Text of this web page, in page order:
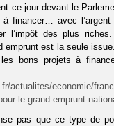
ce jour devant le
financer… avec l’argent
l’impôt des plus
emprunt est la seule
bons projets à
actualites/economie/
le-grand-emprunt-
pas que ce type de